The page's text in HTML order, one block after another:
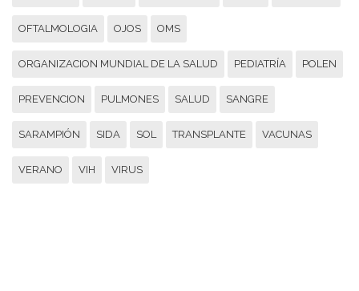
OFTALMOLOGIA OJOS OMS
ORGANIZACION MUNDIAL DE LA SALUD PEDIATRÍA POLEN
PREVENCION PULMONES SALUD SANGRE
SARAMPIÓN SIDA SOL TRANSPLANTE VACUNAS
VERANO VIH VIRUS